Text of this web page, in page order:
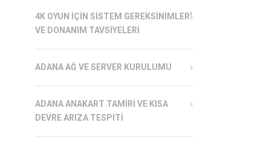
4K OYUN İÇIN SISTEM GEREKSINIMLERI
VE DONANIM TAVSIYELERI
ADANA AĞ VE SERVER KURULUMU
ADANA ANAKART TAMIRI VE KISA
DEVRE ARIZA TESPITI